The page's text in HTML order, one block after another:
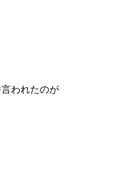
われたのが